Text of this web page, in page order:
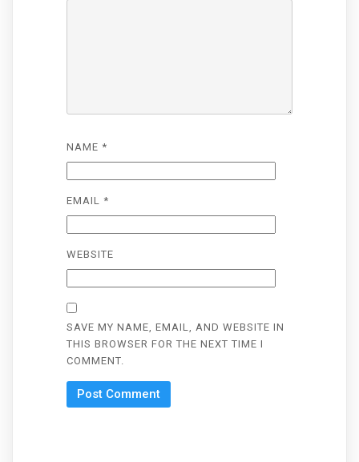
NAME *
EMAIL *
WEBSITE
SAVE MY NAME, EMAIL, AND WEBSITE IN
THIS BROWSER FOR THE NEXT TIME I
COMMENT.